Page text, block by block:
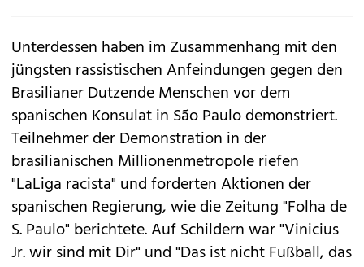
Unterdessen haben im Zusammenhang mit den
jüngsten rassistischen Anfeindungen gegen den
Brasilianer Dutzende Menschen vor dem
spanischen Konsulat in São Paulo demonstriert.
Teilnehmer der Demonstration in der
brasilianischen Millionenmetropole riefen
"LaLiga racista" und forderten Aktionen der
spanischen Regierung, wie die Zeitung "Folha de
S. Paulo" berichtete. Auf Schildern war "Vinicius
Jr. wir sind mit Dir" und "Das ist nicht Fußball, das